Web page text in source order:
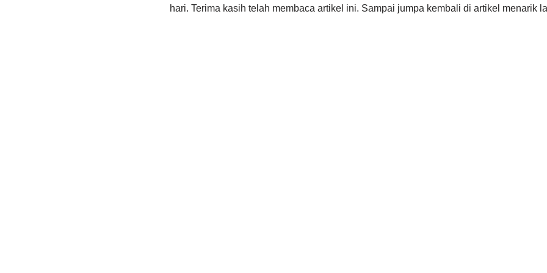
hari. Terima kasih telah membaca artikel ini. Sampai jumpa kembali di artikel menarik